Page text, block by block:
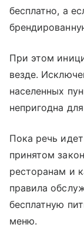
бесплатно, а
При этом
везде.
населенных
непригодна
Пока речь
принятом
ресторанам и
правила
бесплатную
меню.